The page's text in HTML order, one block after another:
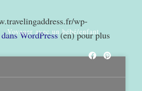
wp-
WordPress(en) pour plus
Voyager avec un bébé/enfant